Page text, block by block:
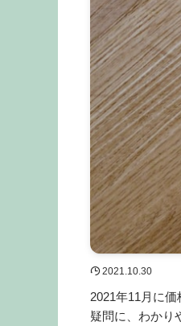
2021.10.30
2021年11月に
疑問に、わかり